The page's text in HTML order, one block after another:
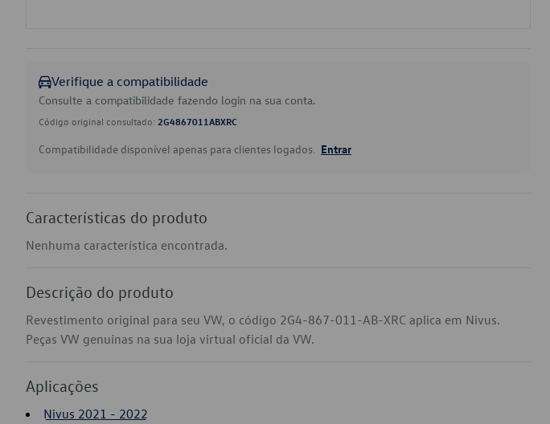
Verifique a compatibilidade
Consulte a compatibilidade fazendo login na sua conta.
Código original consultado: 2G4867011ABXRC
Compatibilidade disponível apenas para clientes logados. Entrar
Características do produto
Nenhuma característica encontrada.
Descrição do produto
Revestimento original para seu VW, o código 2G4-867-011-AB-XRC aplica em Nivus.
Peças VW genuínas na sua loja virtual oficial da VW.
Aplicações
Nivus 2021 - 2022